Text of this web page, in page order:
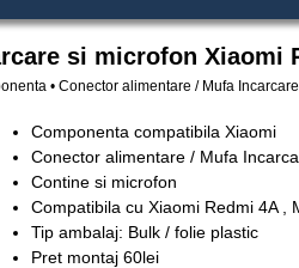
si microfon Xiaomi
• Conector alimentare / Mufa Incarcare
Componenta compatibila Xiaomi
Conector alimentare / Mufa
Contine si microfon
Compatibila cu Xiaomi Redmi 4A ,
Tip ambalaj: Bulk / folie plastic
Pret montaj 60lei